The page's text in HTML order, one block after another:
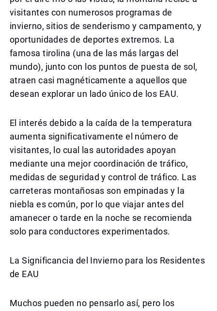
visitantes con numerosos programas de
invierno, sitios de senderismo y campamento, y
oportunidades de deportes extremos. La
famosa tirolina (una de las más largas del
mundo), junto con los puntos de puesta de sol,
atraen casi magnéticamente a aquellos que
desean explorar un lado único de los EAU.
El interés debido a la caída de la temperatura
aumenta significativamente el número de
visitantes, lo cual las autoridades apoyan
mediante una mejor coordinación de tráfico,
medidas de seguridad y control de tráfico. Las
carreteras montañosas son empinadas y la
niebla es común, por lo que viajar antes del
amanecer o tarde en la noche se recomienda
solo para conductores experimentados.
La Significancia del Invierno para los Residentes
de EAU
Muchos pueden no pensarlo así, pero los